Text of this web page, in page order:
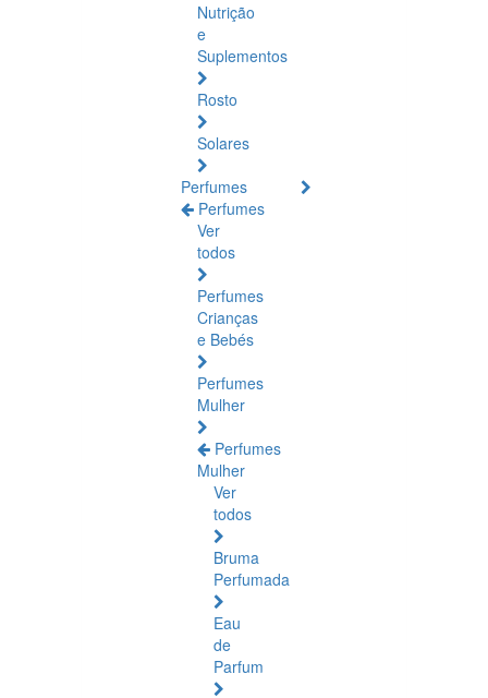
Nutrição
e
Suplementos
Rosto
Solares
Perfumes
Perfumes
Ver
todos
Perfumes
Crianças
e Bebés
Perfumes
Mulher
Perfumes
Mulher
Ver
todos
Bruma
Perfumada
Eau
de
Parfum